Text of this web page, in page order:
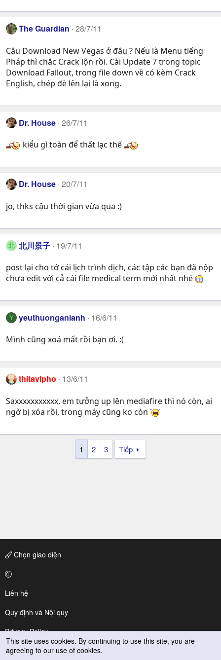
The Guardian 28/7/11
Cậu Download New Vegas ở đâu ? Nếu là Menu tiếng
Pháp thì chắc Crack lộn rồi. Cài Update 7 trong topic
Download Fallout, trong file down về có kèm Crack
English, chép đè lên lại là xong.
Dr. House 26/7/11
kiểu gì toàn để thất lạc thế
Dr. House 20/7/11
jo, thks cậu thời gian vừa qua :)
北 北川景子 19/7/11
post lại cho tớ cái lịch trình dịch, các tập các bạn đã nộp
chưa edit với cả cái file medical term mới nhất nhé
Y yeuthuonganlanh 16/6/11
Mình cũng xoá mất rồi bạn ơi. :(
thitavipho 13/6/11
Saxxxxxxxxxxx, em tưởng up lên mediafire thì nó còn, ai
ngờ bị xóa rồi, trong máy cũng ko còn
1 2 3 Tiếp
Chọn giao diện
Liên hệ
Quy định và Nội quy
Privacy Policy
Trợ giúp
This site uses cookies. By continuing to use this site, you are
agreeing to our use of cookies.